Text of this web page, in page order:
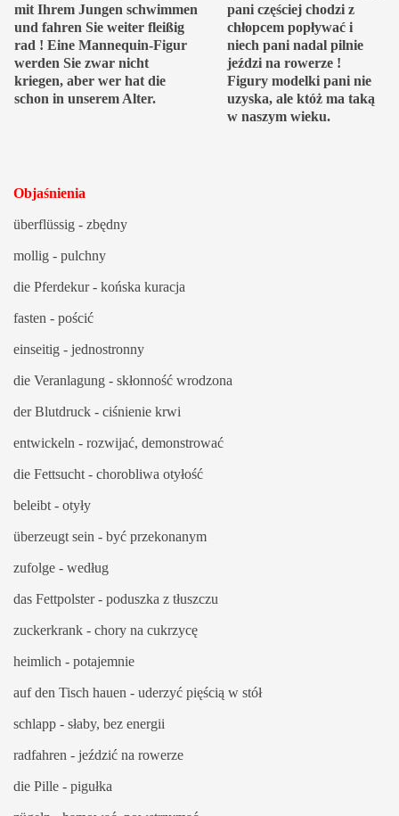
mit Ihrem Jungen schwimmen
und fahren Sie weiter fleißig
rad ! Eine Mannequin-Figur
werden Sie zwar nicht
kriegen, aber wer hat die
schon in unserem Alter.
pani częściej chodzi z
chłopcem popływać i
niech pani nadal pilnie
jeździ na rowerze !
Figury modelki pani nie
uzyska, ale któż ma taką
w naszym wieku.
Objaśnienia
überflüssig - zbędny
mollig - pulchny
die Pferdekur - końska kuracja
fasten - pościć
einseitig - jednostronny
die Veranlagung - skłonność wrodzona
der Blutdruck - ciśnienie krwi
entwickeln - rozwijać, demonstrować
die Fettsucht - chorobliwa otyłość
beleibt - otyły
überzeugt sein - być przekonanym
zufolge - według
das Fettpolster - poduszka z tłuszczu
zuckerkrank - chory na cukrzycę
heimlich - potajemnie
auf den Tisch hauen - uderzyć pięścią w stół
schlapp - słaby, bez energii
radfahren - jeździć na rowerze
die Pille - pigułka